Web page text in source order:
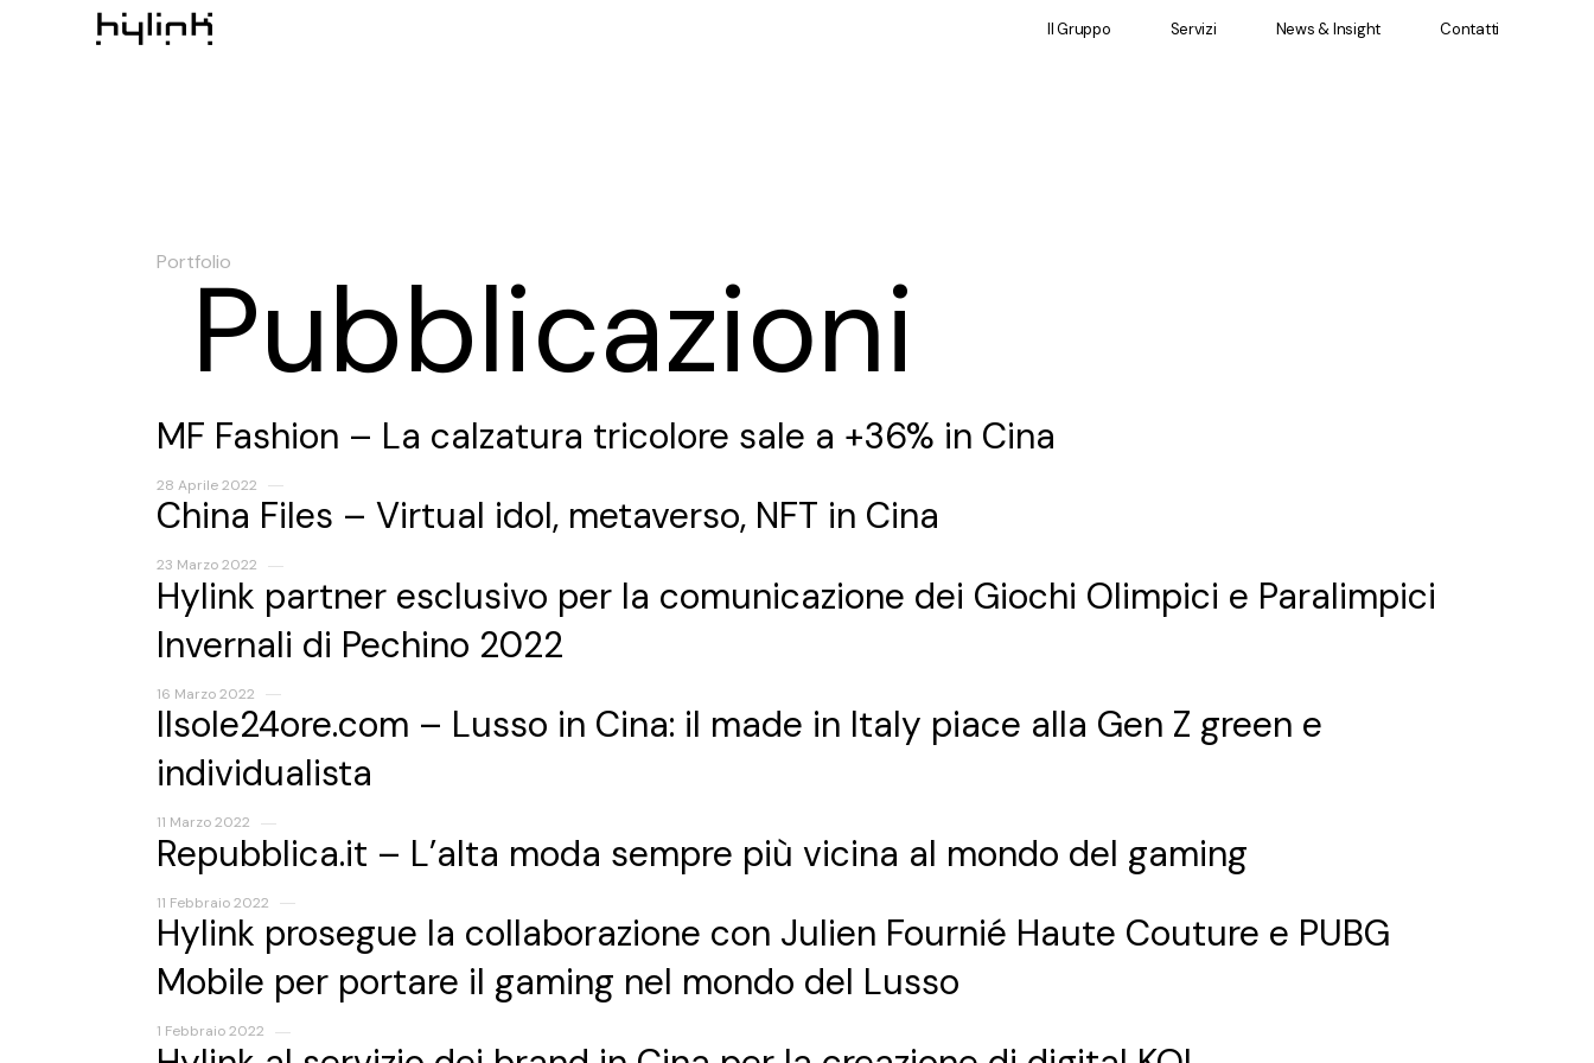
Il Gruppo
Servizi
News & Insight
Contatti
Pubblicazioni
Portfolio
MF Fashion – La calzatura tricolore sale a +36% in Cina
28 Aprile 2022
China Files – Virtual idol, metaverso, NFT in Cina
23 Marzo 2022
Hylink partner esclusivo per la comunicazione dei Giochi Olimpici e Paralimpici
Invernali di Pechino 2022
16 Marzo 2022
Ilsole24ore.com – Lusso in Cina: il made in Italy piace alla Gen Z green e
individualista
11 Marzo 2022
Repubblica.it – L’alta moda sempre più vicina al mondo del gaming
11 Febbraio 2022
Hylink prosegue la collaborazione con Julien Fournié Haute Couture e PUBG
Mobile per portare il gaming nel mondo del Lusso
1 Febbraio 2022